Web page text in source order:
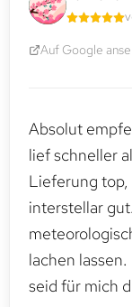
Auf Google
Absolut
lief schneller
Lieferung
interstellar
lachen
seid für mich